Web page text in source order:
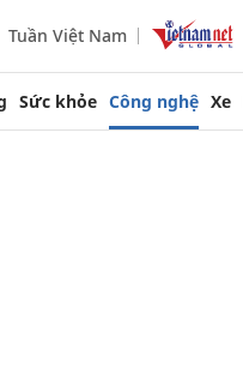
Tuần Việt Nam
Sức khỏe Công nghệ Xe